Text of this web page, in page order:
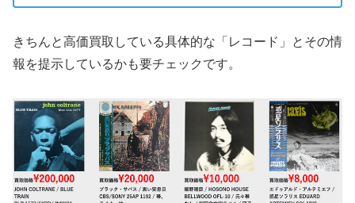
きちんと高価買取している具体的な「レコード」とその情
報を提示しているかも要チェックです。